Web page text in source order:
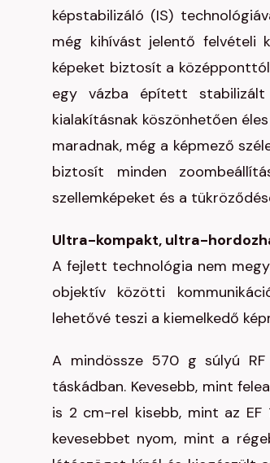
képstabilizáló (IS)
még kihívást jelentő felvételi
képeket biztosít a
egy vázba épített stabilizált
kialakításnak köszönhetően
maradnak, még a képmező
biztosít minden
szellemképeket és a
Ultra-kompakt, ultra-
A fejlett technológia nem
objektív közötti
lehetővé teszi a kiemelkedő
A mindössze 570 g súlyú
táskádban. Kevesebb, mint
is 2 cm-rel kisebb, mint az
kevesebbet nyom, mint a